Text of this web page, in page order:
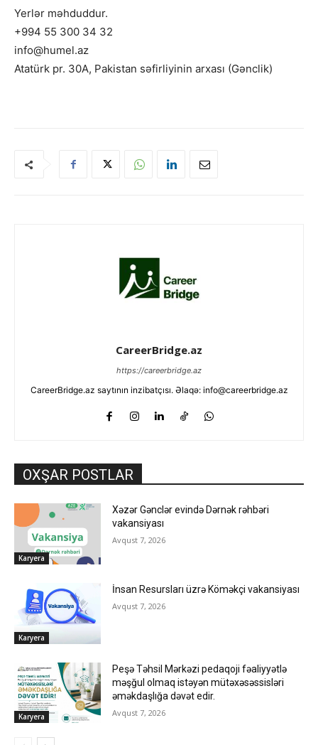
Yerlər məhduddur.
+994 55 300 34 32
info@humel.az
Atatürk pr. 30A, Pakistan səfirliyinin arxası (Gənclik)
CareerBridge.az
https://careerbridge.az
CareerBridge.az saytının inzibatçısı. Əlaqə: info@careerbridge.az
OXŞAR POSTLAR
Karyera
Xəzər Gənclər evində Dərnək rəhbəri
vakansiyası
Avqust 7, 2026
Karyera
İnsan Resursları üzrə Köməkçi vakansiyası
Avqust 7, 2026
Karyera
Peşə Təhsil Mərkəzi pedaqoji fəaliyyətlə
məşğul olmaq istəyən mütəxəsəssisləri
əməkdaşlığa dəvət edir.
Avqust 7, 2026